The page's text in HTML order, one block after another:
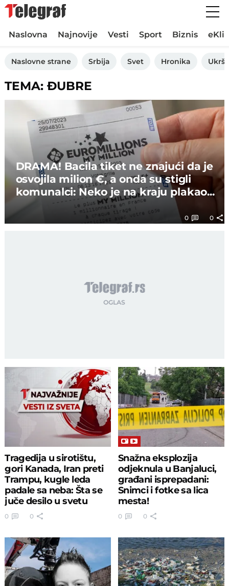
Naslovna Najnovije Vesti Sport Biznis
Naslovne strane Srbija Svet Hronika
TEMA: ĐUBRE
DRAMA! Bacila tiket ne znajući da je
osvojila milion €, a onda su stigli
komunalci: Neko je na kraju plakao...
0 0
Tragedija u sirotištu,
gori Kanada, Iran preti
Trampu, kugle leda
padale sa neba: Šta se
juče desilo u svetu
0 0
Snažna eksplozija
odjeknula u Banjaluci,
građani isprepadani:
Snimci i fotke sa lica
mesta!
0 0